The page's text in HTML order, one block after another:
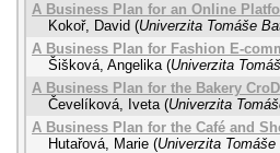
A Business Plan for an Online
Kokoř, David (Univerzita Tomáše
A Business Plan for Fashion E-
Šišková, Angelika (Univerzita
A Business Plan for the Bakery
Čevelíková, Iveta (Univerzita
A Business Plan for the Café and
Hutařová, Marie (Univerzita